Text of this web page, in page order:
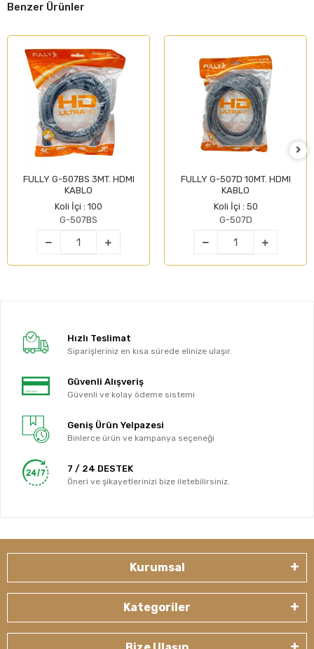
Benzer Ürünler
FULLY G-507BS 3MT. HDMI
KABLO
Koli İçi : 100
G-507BS
FULLY G-507D 10MT. HDMI
KABLO
Koli İçi : 50
G-507D
Hızlı Teslimat
Siparişleriniz en kısa sürede elinize ulaşır.
Güvenli Alışveriş
Güvenli ve kolay ödeme sistemi
Geniş Ürün Yelpazesi
Binlerce ürün ve kampanya seçeneği
7 / 24 DESTEK
Öneri ve şikayetlerinizi bize iletebilirsiniz.
Kurumsal
Kategoriler